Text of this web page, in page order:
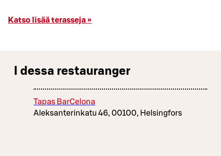
Katso lisää terasseja »
I dessa restauranger
Tapas BarCelona
Aleksanterinkatu 46, 00100, Helsingfors